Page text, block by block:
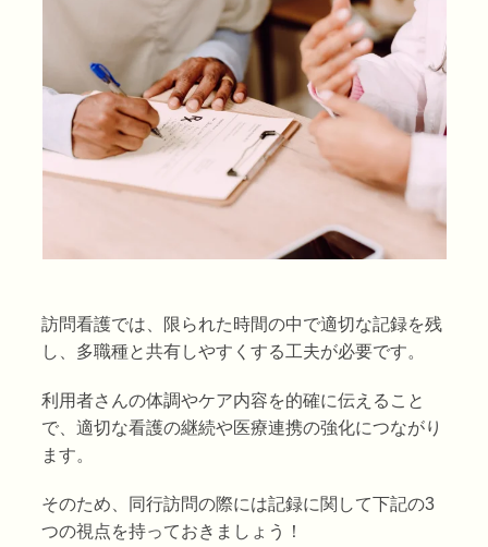
訪問看護では、限られた時間の中で適切な記録を残
し、多職種と共有しやすくする工夫が必要です。
利用者さんの体調やケア内容を的確に伝えること
で、適切な看護の継続や医療連携の強化につながり
ます。
そのため、同行訪問の際には記録に関して下記の3
つの視点を持っておきましょう！